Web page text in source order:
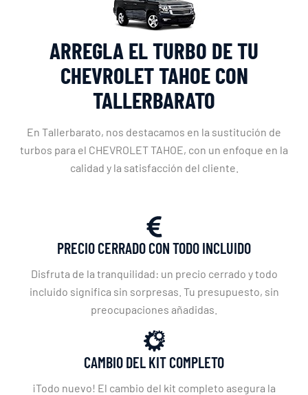
ARREGLA EL TURBO DE TU
CHEVROLET TAHOE CON
TALLERBARATO
En Tallerbarato, nos destacamos en la sustitución de
turbos para el CHEVROLET TAHOE, con un enfoque en la
calidad y la satisfacción del cliente.
PRECIO CERRADO CON TODO INCLUIDO
Disfruta de la tranquilidad: un precio cerrado y todo
incluido significa sin sorpresas. Tu presupuesto, sin
preocupaciones añadidas.
CAMBIO DEL KIT COMPLETO
¡Todo nuevo! El cambio del kit completo asegura la